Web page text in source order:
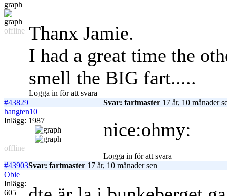
offline Thanx Jamie.
I had a great time the
smell the BIG fart.....
Logga in för att svara
#43829
Svar: fartmaster 17 år, 10 månader
hangten10
Inlägg: 1987
offline
nice:ohmy:
Logga in för att svara
#43903Svar: fartmaster 17 år, 10 månader sen
Obie
Inlägg:
605